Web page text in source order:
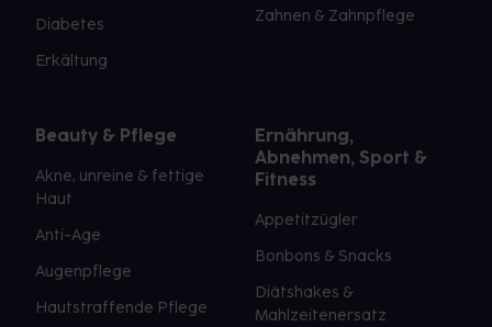
Diabetes
Erkältung
Zahnen & Zahnpflege
Beauty & Pflege
Akne, unreine & fettige
Haut
Anti-Age
Augenpflege
Hautstraffende Pflege
Ernährung,
Abnehmen, Sport &
Fitness
Appetitzügler
Bonbons & Snacks
Diätshakes &
Mahlzeitenersatz